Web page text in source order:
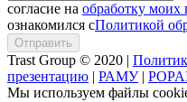
согласие на обработку
ознакомился сПолитикой
Trast Group © 2020 |
презентацию | РАМУ|
Мы используем файлы